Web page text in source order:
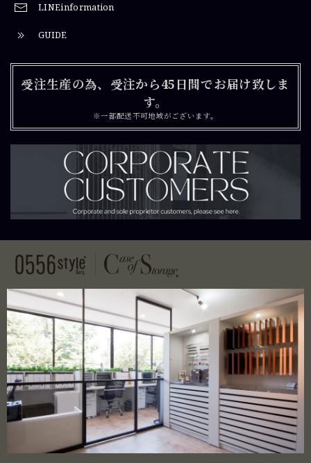
LINEinformation
GUIDE
受注生産の為、受注から45日間でお届け致しま
す。
※一部配送不可地域がございます。